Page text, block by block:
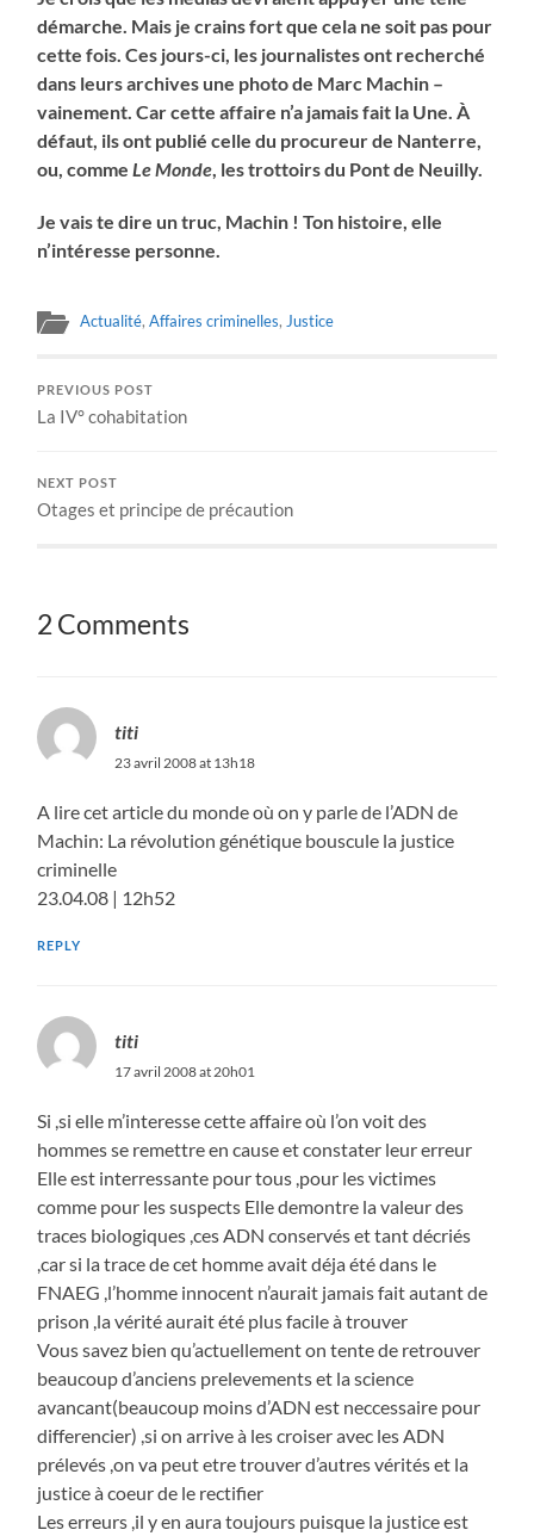
démarche. Mais je crains fort que cela ne soit pas pour
cette fois. Ces jours-ci, les journalistes ont recherché
dans leurs archives une photo de Marc Machin –
vainement. Car cette affaire n’a jamais fait la Une. À
défaut, ils ont publié celle du procureur de Nanterre,
ou, comme Le Monde , les trottoirs du Pont de Neuilly.
Je vais te dire un truc, Machin ! Ton histoire, elle
n’intéresse personne.
Actualité,Affaires criminelles, Justice
PREVIOUS POST
La IV° cohabitation
NEXT POST
Otages et principe de précaution
2 Comments
titi
23 avril 2008 at 13h18
A lire cet article du monde où on y parle de l’ADN de
Machin: La révolution génétique bouscule la justice
criminelle
23.04.08 | 12h52
REPLY
titi
17 avril 2008 at 20h01
Si ,si elle m’interesse cette affaire où l’on voit des
hommes se remettre en cause et constater leur erreur
Elle est interressante pour tous ,pour les victimes
comme pour les suspects Elle demontre la valeur des
traces biologiques ,ces ADN conservés et tant décriés
,car si la trace de cet homme avait déja été dans le
FNAEG ,l’homme innocent n’aurait jamais fait autant de
prison ,la vérité aurait été plus facile à trouver
Vous savez bien qu’actuellement on tente de retrouver
beaucoup d’anciens prelevements et la science
avancant(beaucoup moins d’ADN est neccessaire pour
differencier) ,si on arrive à les croiser avec les ADN
prélevés ,on va peut etre trouver d’autres vérités et la
justice à coeur de le rectifier
Les erreurs ,il y en aura toujours puisque la justice est